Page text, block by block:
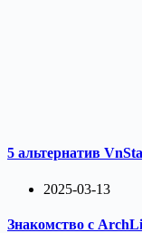
5 альтернатив
2025-03-13
Знакомство с